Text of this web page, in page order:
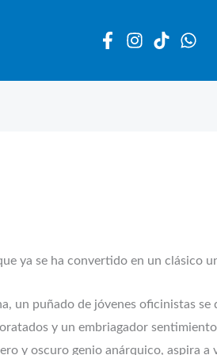
ya se ha convertido en un clásico
un puñado de jóvenes oficinistas se
y un embriagador
y oscuro genio anárquico, aspira a